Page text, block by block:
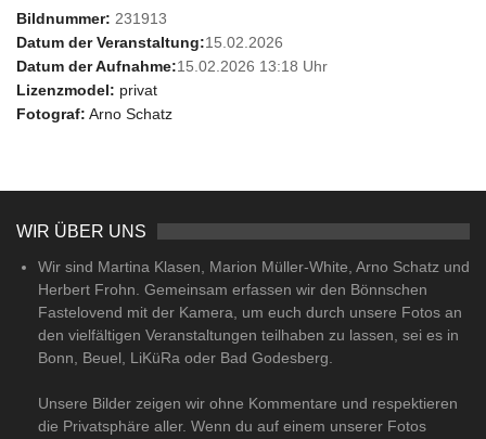
Bildnummer: 231913
Datum der Veranstaltung:15.02.2026
Datum der Aufnahme:15.02.2026 13:18 Uhr
Lizenzmodel: privat
Fotograf: Arno Schatz
WIR ÜBER UNS
Wir sind Martina Klasen, Marion Müller-White, Arno Schatz und
Herbert Frohn. Gemeinsam erfassen wir den Bönnschen
Fastelovend mit der Kamera, um euch durch unsere Fotos an
den vielfältigen Veranstaltungen teilhaben zu lassen, sei es in
Bonn, Beuel, LiKüRa oder Bad Godesberg.
Unsere Bilder zeigen wir ohne Kommentare und respektieren
die Privatsphäre aller. Wenn du auf einem unserer Fotos